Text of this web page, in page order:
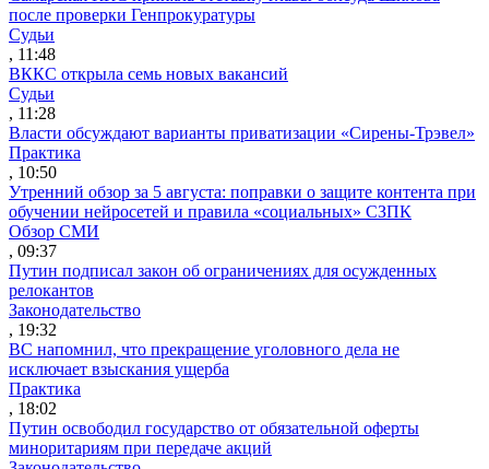
после проверки Генпрокуратуры
Судьи
, 11:48
ВККС открыла семь новых вакансий
Судьи
, 11:28
Власти обсуждают варианты приватизации «Сирены-Трэвел»
Практика
, 10:50
Утренний обзор за 5 августа: поправки о защите контента при
обучении нейросетей и правила «социальных» СЗПК
Обзор СМИ
, 09:37
Путин подписал закон об ограничениях для осужденных
релокантов
Законодательство
, 19:32
ВС напомнил, что прекращение уголовного дела не
исключает взыскания ущерба
Практика
, 18:02
Путин освободил государство от обязательной оферты
миноритариям при передаче акций